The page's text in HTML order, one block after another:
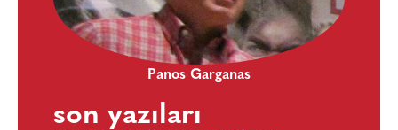
Panos Garganas
son yazıları